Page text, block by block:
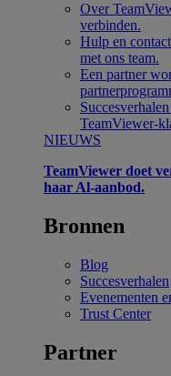
Over
verbinden.
Hulp en contact
met ons team.
Een partner
Succesverhalen
TeamViewer-
NIEUWS
TeamViewer doet
haar Al-aanbod.
Bronnen
Blog
Succesverhalen
Evenementen
Trust Center
Partner